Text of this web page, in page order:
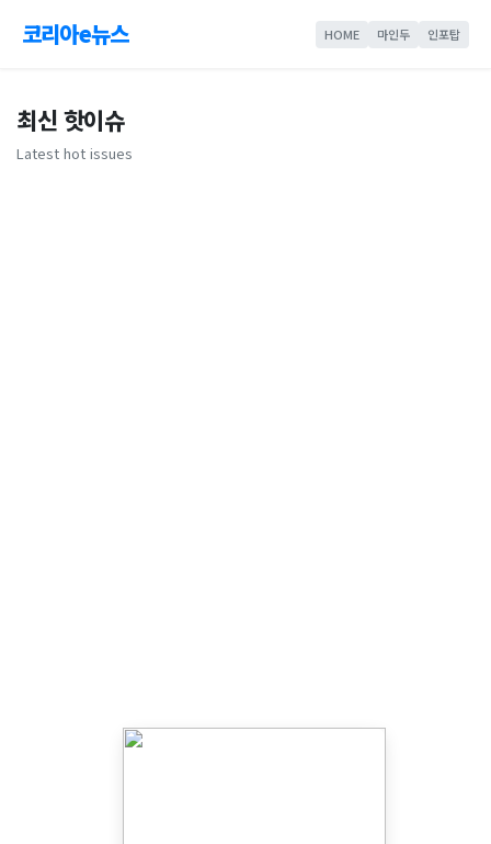
코리아e뉴스 HOME 마인두 인포탑
최신 핫이슈
Latest hot issues